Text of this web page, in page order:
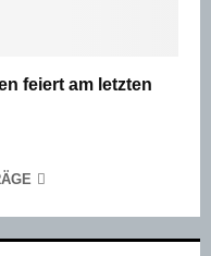
feiert am letzten